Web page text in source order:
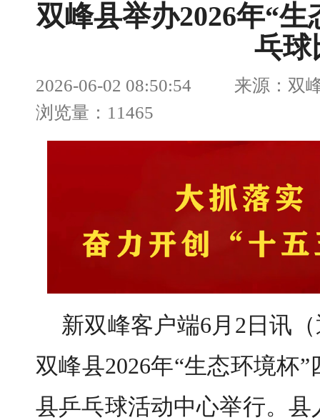
双峰县举办2026年“
乓球
2026-06-02 08:50:54 来源：双
浏览量：11465
新双峰客户端6月2日讯
双峰县2026年“生态环境杯
县乒乓球活动中心举行。